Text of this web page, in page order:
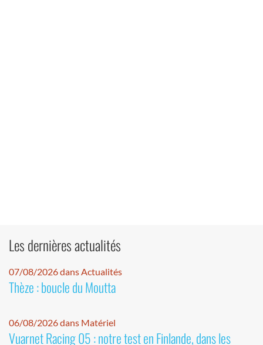
Les dernières actualités
07/08/2026 dans Actualités
Thèze : boucle du Moutta
06/08/2026 dans Matériel
Vuarnet Racing 05 : notre test en Finlande, dans les